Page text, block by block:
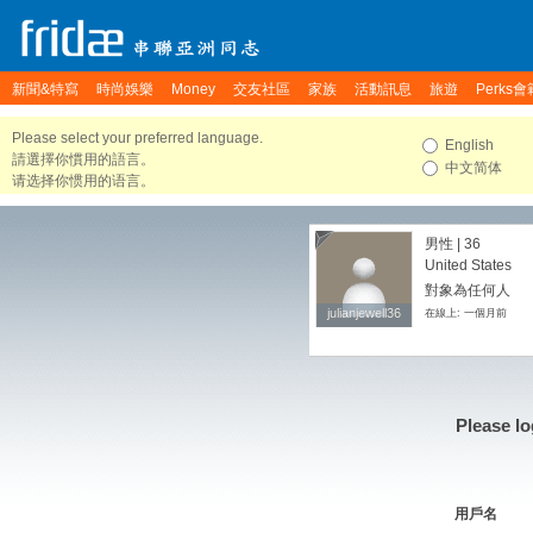
新聞&特寫 時尚娛樂 Money 交友社區 家族 活動訊息 旅遊 Perks會
Please select your preferred language.
請選擇你慣用的語言。
请选择你惯用的语言。
English
中文简体
julianjewell36
julianjewell36
男性 | 36
United States
對象為任何人
在線上: 一個月前
Please
用戶名